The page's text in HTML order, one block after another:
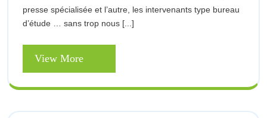
Nouvelles
presse spécialisée et l’autre, les intervenants type bureau
d’étude … sans trop nous [...]
View More
More